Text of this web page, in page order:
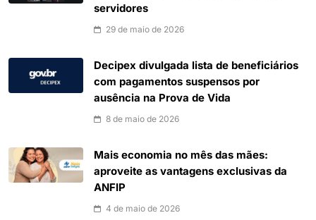
servidores
29 de maio de 2026
Decipex divulgada lista de beneficiários
com pagamentos suspensos por
ausência na Prova de Vida
8 de maio de 2026
Mais economia no mês das mães:
aproveite as vantagens exclusivas da
ANFIP
4 de maio de 2026